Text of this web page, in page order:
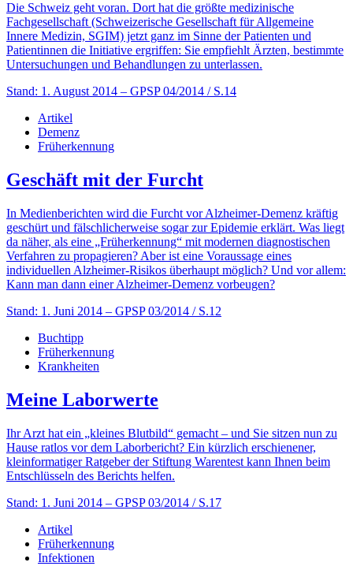
Die Schweiz geht voran. Dort hat die größte medizinische
Fachgesellschaft (Schweizerische Gesellschaft für Allgemeine
Innere Medizin, SGIM) jetzt ganz im Sinne der Patienten und
Patientinnen die Initiative ergriffen: Sie empfiehlt Ärzten, bestimmte
Untersuchungen und Behandlungen zu unterlassen.
Stand: 1. August 2014 – GPSP 04/2014 / S.14
Artikel
Demenz
Früherkennung
Geschäft mit der Furcht
In Medienberichten wird die Furcht vor Alzheimer-Demenz kräftig
geschürt und fälschlicherweise sogar zur Epidemie erklärt. Was liegt
da näher, als eine „Früherkennung“ mit modernen diagnostischen
Verfahren zu propagieren? Aber ist eine Voraussage eines
individuellen Alzheimer-Risikos überhaupt möglich? Und vor allem:
Kann man dann einer Alzheimer-Demenz vorbeugen?
Stand: 1. Juni 2014 – GPSP 03/2014 / S.12
Buchtipp
Früherkennung
Krankheiten
Meine Laborwerte
Ihr Arzt hat ein „kleines Blutbild“ gemacht – und Sie sitzen nun zu
Hause ratlos vor dem Laborbericht? Ein kürzlich erschienener,
kleinformatiger Ratgeber der Stiftung Warentest kann Ihnen beim
Entschlüsseln des Berichts helfen.
Stand: 1. Juni 2014 – GPSP 03/2014 / S.17
Artikel
Früherkennung
Infektionen